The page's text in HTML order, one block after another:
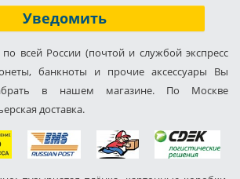
Уведомить
всей России (почтой и службой экспресс
банкноты и прочие аксессуары Вы
в нашем магазине. По Москве
доставка.